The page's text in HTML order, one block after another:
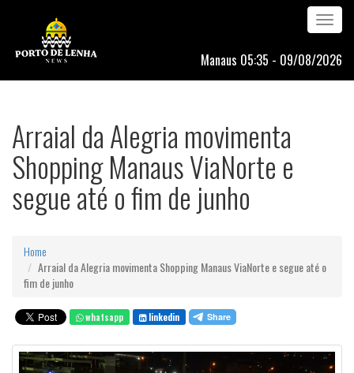
Toggle
navigation
Manaus 05:35 - 09/08/2026
Arraial da Alegria movimenta
Shopping Manaus ViaNorte e
segue até o fim de junho
Home
Arraial da Alegria movimenta Shopping Manaus ViaNorte e segue até o
fim de junho
whatsapp linkedin